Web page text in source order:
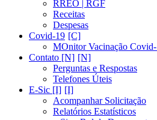
RREO | RGF
Receitas
Despesas
Covid-19
MOnitor Vacinação
Contato [N]
Perguntas e Respostas
Telefones Úteis
E-Sic [I]
Acompanhar Solicitação
Relatórios Estatísticos